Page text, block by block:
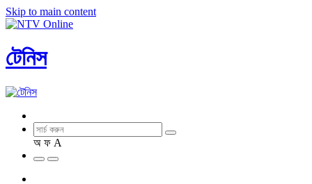
Skip to main content
টেনিস
অ ফ A